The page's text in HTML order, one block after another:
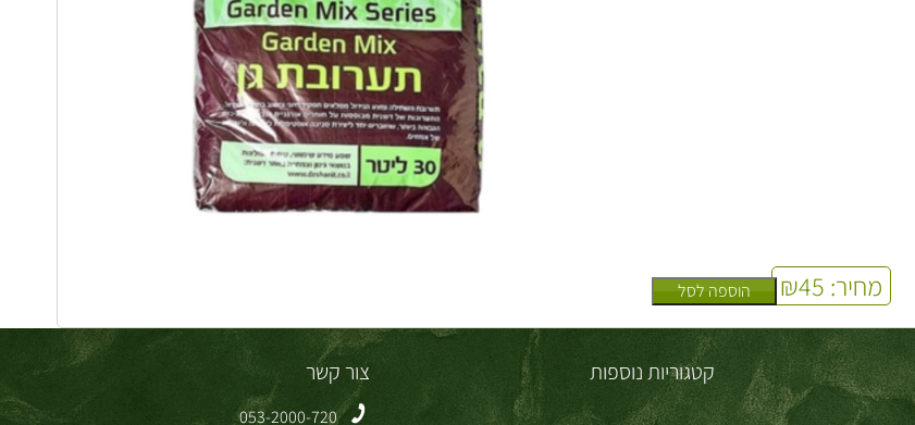
מחיר: ₪45 הוספה לסל
קטגוריות נוספות צור קשר
053-2000-720